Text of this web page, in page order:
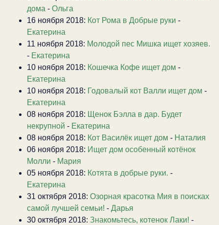
дома - Ольга
16 ноября 2018: Кот Рома в Добрые руки -
Екатерина
11 ноября 2018: Молодой пес Мишка ищет хозяев.
- Екатерина
10 ноября 2018: Кошечка Кофе ищет дом -
Екатерина
10 ноября 2018: Годовалый кот Валли ищет дом -
Екатерина
08 ноября 2018: Щенок Бэлла в дар. Будет
некрупной - Екатерина
08 ноября 2018: Кот Василёк ищет дом - Наталия
06 ноября 2018: Ищет дом особенный котёнок
Молли - Мария
05 ноября 2018: Котята в добрые руки. -
Екатерина
31 октября 2018: Озорная красотка Мия в поисках
самой лучшей семьи! - Дарья
30 октября 2018: Знакомьтесь, котенок Лаки! -